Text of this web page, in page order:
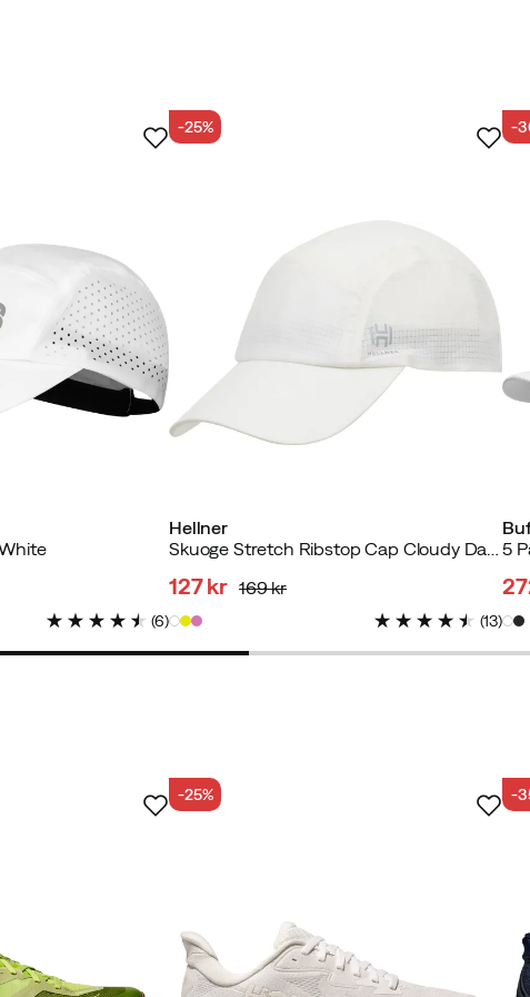
køber
køber
køber
(6)
Hellner
Skuoge Stretch Ribstop Cap Cloudy Dancer
-25%
discounted
price
127 kr
original
price
169 kr
(13)
5
-
-25% -